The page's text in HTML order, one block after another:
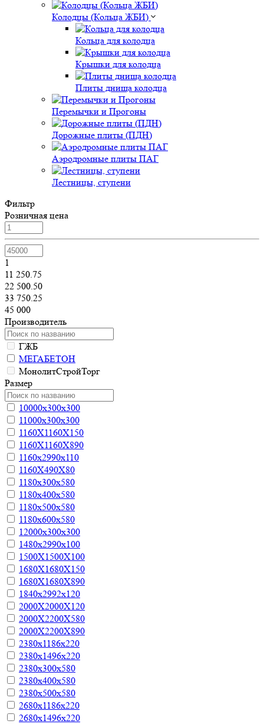
Колодцы (Кольца ЖБИ)
Кольца для колодца
Крышки для колодца
Плиты днища колодца
Перемычки и Прогоны
Дорожные плиты (ПДН)
Аэродромные плиты ПАГ
Лестницы, ступени
Фильтр
Розничная цена
1
11 250.75
22 500.50
33 750.25
45 000
Производитель
ГЖБ
МЕГАБЕТОН
МонолитСтройТорг
Размер
10000х300х300
11000х300х300
1160Х1160Х150
1160Х1160Х890
1160х2990х110
1160Х490Х80
1180х300х580
1180х400х580
1180х500х580
1180х600х580
12000х300х300
1480х2990х100
1500Х1500Х100
1680Х1680Х150
1680Х1680Х890
1840х2992х120
2000Х2000Х120
2000Х2200Х580
2000Х2200Х890
2380х1186х220
2380х1496х220
2380х300х580
2380х400х580
2380х500х580
2680х1186х220
2680х1496х220